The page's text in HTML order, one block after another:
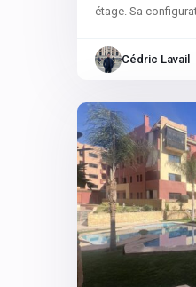
étage. Sa
Cédric Lavail